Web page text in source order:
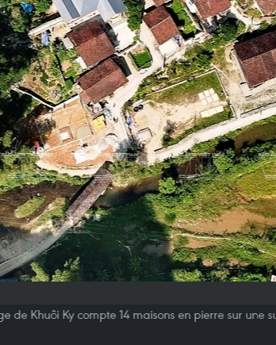
de Khuôi Ky compte 14 maisons en pierre sur une